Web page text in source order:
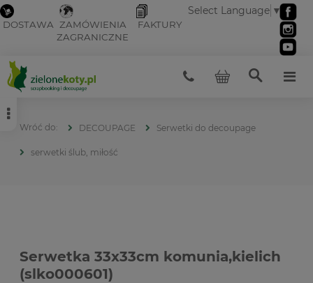
DOSTAWA ZAMÓWIENIA
ZAGRANICZNE
FAKTURY
Select Language ▼
DECOUPAGE Serwetki do decoupage
serwetki ślub, miłość
Serwetka 33x33cm komunia,kielich
(slko000601)